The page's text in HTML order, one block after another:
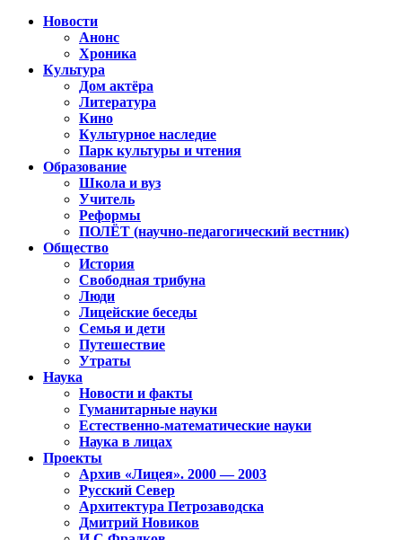
Новости
Анонс
Хроника
Культура
Дом актёра
Литература
Кино
Культурное наследие
Парк культуры и чтения
Образование
Школа и вуз
Учитель
Реформы
ПОЛЁТ (научно-педагогический вестник)
Общество
История
Свободная трибуна
Люди
Лицейские беседы
Семья и дети
Путешествие
Утраты
Наука
Новости и факты
Гуманитарные науки
Естественно-математические науки
Наука в лицах
Проекты
Архив «Лицея». 2000 — 2003
Русский Север
Архитектура Петрозаводска
Дмитрий Новиков